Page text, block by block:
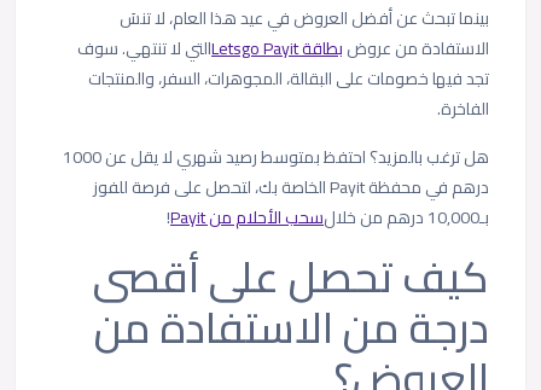
بينما تبحث عن أفضل العروض في عيد هذا العام، لا تنسَ
الاستفادة من عروضبطاقة Letsgo Payit
التي لا تنتهي. سوف
تجد فيها خصومات على البقالة، المجوهرات، السفر، والمنتجات
الفاخرة.
هل ترغب بالمزيد؟ احتفظ بمتوسط رصيد شهري لا يقل عن 1000
درهم في محفظة Payit الخاصة بك، لتحصل على فرصة للفوز
بـ10,000 درهم من خلال
سحب الأحلام من Payit !
كيف تحصل على أقصى
درجة من الاستفادة من